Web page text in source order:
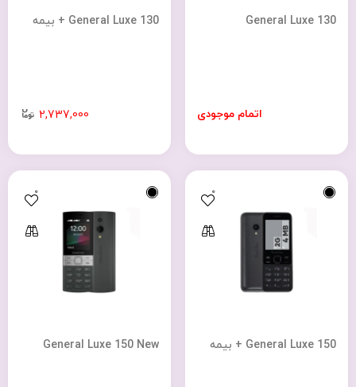
General Luxe 130
اتمام موجودی
General Luxe 130 + بیمه
2,737,000
General Luxe 150 + بیمه
0
General Luxe 150 New
0